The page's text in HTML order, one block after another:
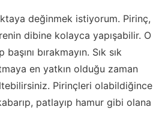
değinmek istiyorum. Pirinç,
dibine kolayca yapışabilir. O
bırakmayın. Sık sık
en yatkın olduğu zaman
Pirinçleri olabildiğince
patlayıp hamur gibi olana